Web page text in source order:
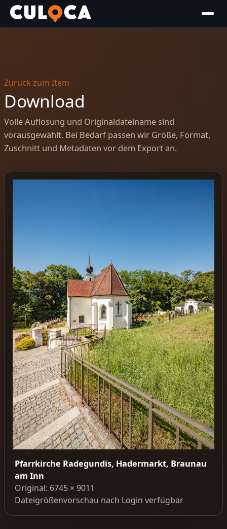
Zurück zum Item
Download
Volle Auflösung und Originaldateiname sind
vorausgewählt. Bei Bedarf passen wir Größe, Format,
Zuschnitt und Metadaten vor dem Export an.
Pfarrkirche Radegundis, Hadermarkt, Braunau
am Inn
Original: 6745 × 9011
Dateigrößenvorschau nach Login verfügbar